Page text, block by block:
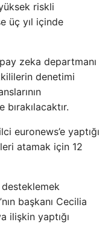
riskli
üç yıl içinde
zeka departmanı
denetimi
euronews’e yaptığı
atamak için 12
başkanı Cecilia
ilişkin yaptığı